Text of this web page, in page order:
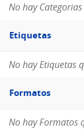
No hay
Filtro
Etiquetas
Etiquetas
No hay Etiquetas
Filtro
Formatos
Formatos
No hay Formatos